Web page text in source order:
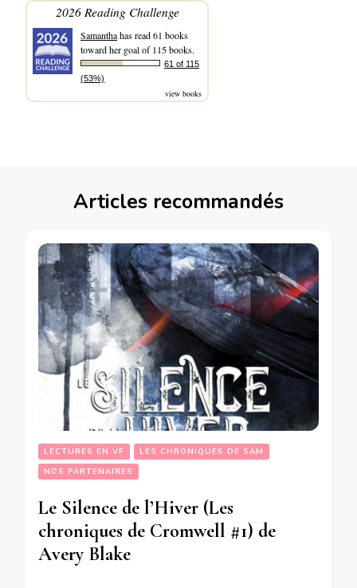
2026 Reading Challenge
Samanthahas read 61 books
toward her goal of 115 books.
61 of 115
(53%)
view books
Articles recommandés
LECTURES EN VF
LES CHRONIQUES DE SAM
NOS PARTENAIRES
Le Silence de l’Hiver (Les
chroniques de Cromwell #1) de
Avery Blake